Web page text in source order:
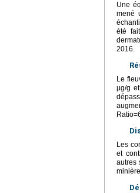
Une
mené
été
2016.
Le
µg/g
Les
et
autres